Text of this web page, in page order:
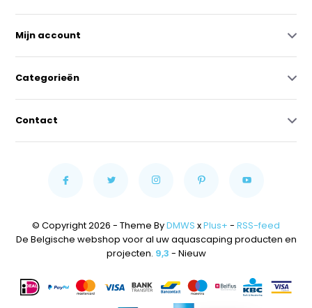
Mijn account
Categorieën
Contact
© Copyright 2026 - Theme ByDMWS xPlus+ - RSS-feed
De Belgische webshop voor al uw aquascaping producten en
projecten. 9,3 - Nieuw